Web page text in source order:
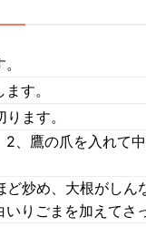
す。
ます。
2、鷹の爪を入れて
ど炒め、大根がし
りごまを加えてさ